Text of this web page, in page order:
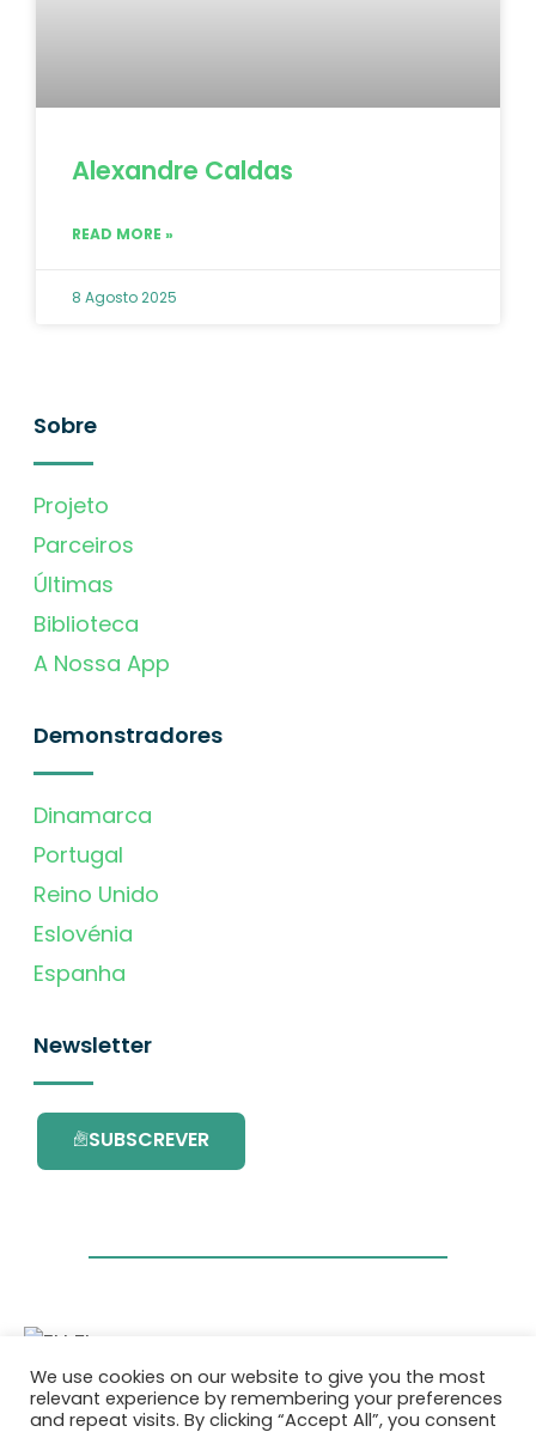
Alexandre Caldas
READ MORE »
8 Agosto 2025
Sobre
Projeto
Parceiros
Últimas
Biblioteca
A Nossa App
Demonstradores
Dinamarca
Portugal
Reino Unido
Eslovénia
Espanha
Newsletter
SUBSCREVER
Este projecto é financiado pelo Programa de
Investigação e Inovação da União Europeia
We use cookies on our website to give you the most
relevant experience by remembering your preferences
and repeat visits. By clicking “Accept All”, you consent